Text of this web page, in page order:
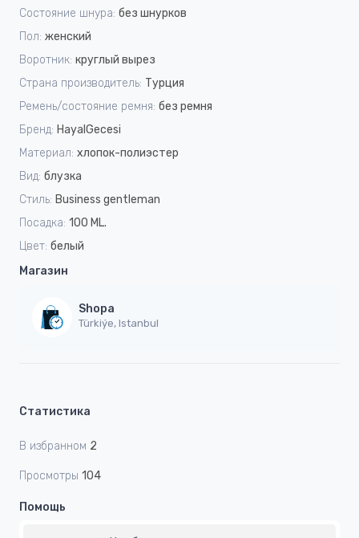
Состояние шнура: без шнурков
Пол: женский
Воротник: круглый вырез
Страна производитель: Турция
Ремень/состояние ремня: без ремня
Бренд: HayalGecesi
Материал: хлопок-полиэстер
Вид: блузка
Стиль: Business gentleman
Посадка: 100 ML.
Цвет: белый
Магазин
Shopa
Türkiýe, Istanbul
Статистика
В избранном 2
Просмотры 104
Помощь